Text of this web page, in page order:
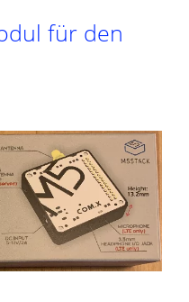
für den